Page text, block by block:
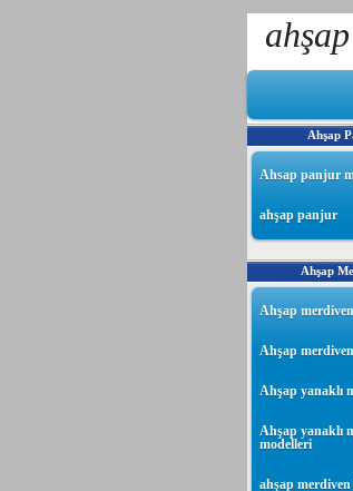
Ahşap
Ahsap panjur
ahşap panjur
Ahşap
Ahşap merdiven
Ahşap
Ahşap yanaklı
Ahşap yanaklı
modelleri
ahşap